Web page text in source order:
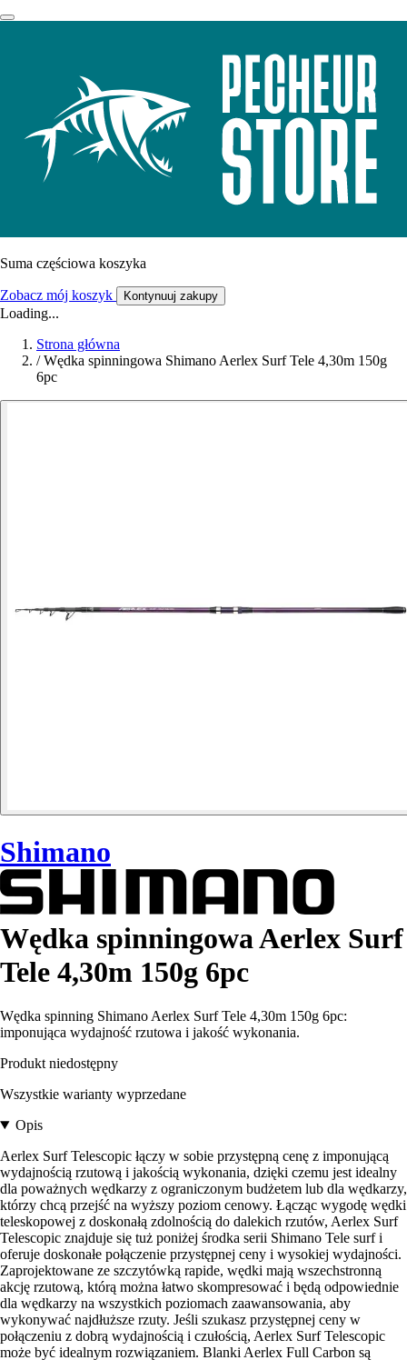
Suma częściowa koszyka
Zobacz mój koszyk Kontynuuj zakupy
Loading...
Strona główna
/ Wędka spinningowa Shimano Aerlex Surf Tele 4,30m 150g
6pc
Shimano
Wędka spinningowa Aerlex Surf
Tele 4,30m 150g 6pc
Wędka spinning Shimano Aerlex Surf Tele 4,30m 150g 6pc:
imponująca wydajność rzutowa i jakość wykonania.
Produkt niedostępny
Wszystkie warianty wyprzedane
Opis
Aerlex Surf Telescopic łączy w sobie przystępną cenę z imponującą
wydajnością rzutową i jakością wykonania, dzięki czemu jest idealny
dla poważnych wędkarzy z ograniczonym budżetem lub dla wędkarzy,
którzy chcą przejść na wyższy poziom cenowy. Łącząc wygodę wędki
teleskopowej z doskonałą zdolnością do dalekich rzutów, Aerlex Surf
Telescopic znajduje się tuż poniżej środka serii Shimano Tele surf i
oferuje doskonałe połączenie przystępnej ceny i wysokiej wydajności.
Zaprojektowane ze szczytówką rapide, wędki mają wszechstronną
akcję rzutową, którą można łatwo skompresować i będą odpowiednie
dla wędkarzy na wszystkich poziomach zaawansowania, aby
wykonywać najdłuższe rzuty. Jeśli szukasz przystępnej ceny w
połączeniu z dobrą wydajnością i czułością, Aerlex Surf Telescopic
może być idealnym rozwiązaniem. Blanki Aerlex Full Carbon są